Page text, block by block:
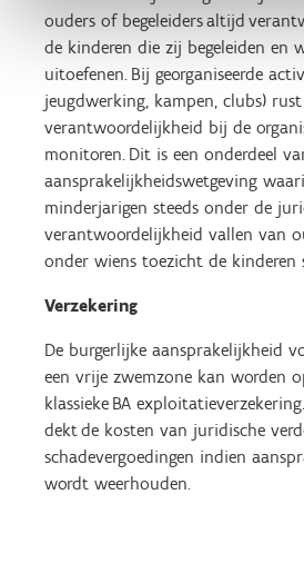
ouders of begeleiders altijd
de kinderen die zij begeleiden en
uitoefenen. Bij georganiseerde
jeugdwerking, kampen, clubs)
verantwoordelijkheid bij de
monitoren. Dit is een onderdeel
aansprakelijkheidswetgeving
minderjarigen steeds onder de
verantwoordelijkheid vallen van
onder wiens toezicht de kinderen
Verzekering
De burgerlijke aansprakelijkheid
een vrije zwemzone kan worden
klassieke BA
dekt de kosten van juridische
schadevergoedingen indien
wordt weerhouden.